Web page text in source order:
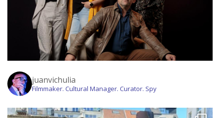
juanvichulia
Filmmaker. Cultural Manager. Curator. Spy